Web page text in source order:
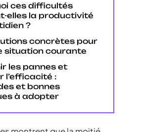
ces difficultés
elles la productivité
?
concrètes pour
situation courante
les pannes et
l’efficacité :
et bonnes
à adopter